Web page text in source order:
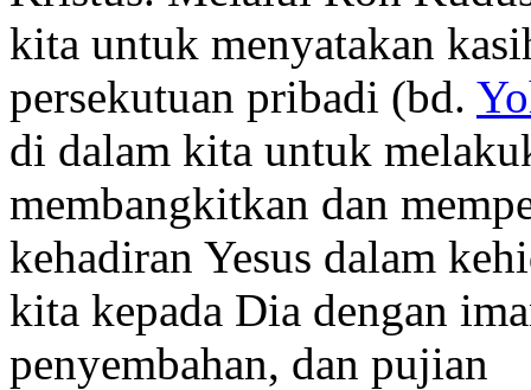
kita untuk menyatakan
persekutuan pribadi (bd.
di dalam kita untuk
membangkitkan dan
kehadiran Yesus dalam
kita kepada Dia dengan
penyembahan, dan pujian